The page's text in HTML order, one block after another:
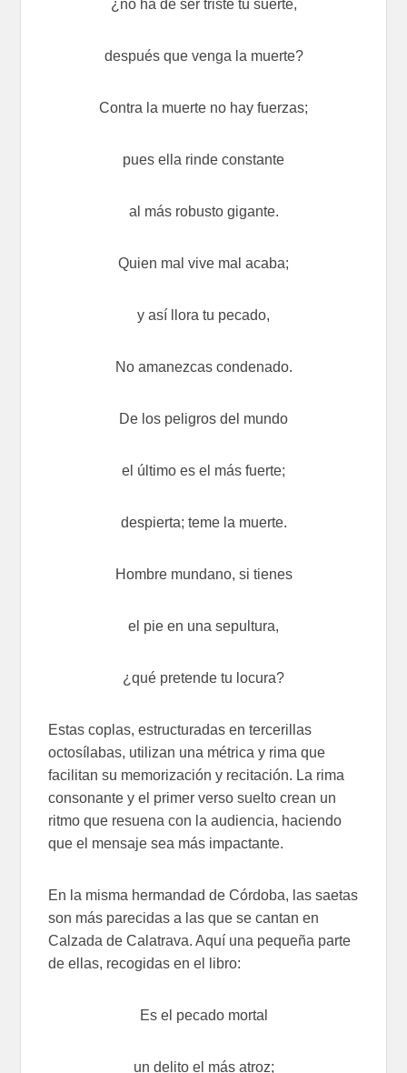
¿no ha de ser triste tu suerte,
después que venga la muerte?
Contra la muerte no hay fuerzas;
pues ella rinde constante
al más robusto gigante.
Quien mal vive mal acaba;
y así llora tu pecado,
No amanezcas condenado.
De los peligros del mundo
el último es el más fuerte;
despierta; teme la muerte.
Hombre mundano, si tienes
el pie en una sepultura,
¿qué pretende tu locura?
Estas coplas, estructuradas en tercerillas
octosílabas, utilizan una métrica y rima que
facilitan su memorización y recitación. La rima
consonante y el primer verso suelto crean un
ritmo que resuena con la audiencia, haciendo
que el mensaje sea más impactante.
En la misma hermandad de Córdoba, las saetas
son más parecidas a las que se cantan en
Calzada de Calatrava. Aquí una pequeña parte
de ellas, recogidas en el libro:
Es el pecado mortal
un delito el más atroz;